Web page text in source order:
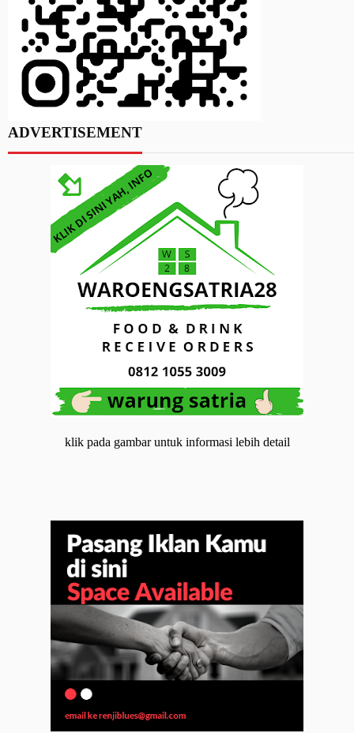
ADVERTISEMENT
klik pada gambar untuk informasi lebih detail